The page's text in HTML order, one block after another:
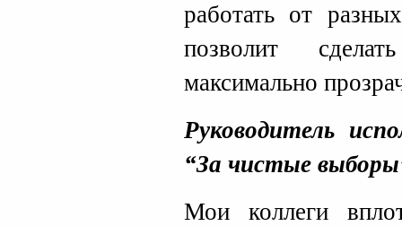
работать от
позволит
максимально
Руководитель
“За чистые
Мои коллеги